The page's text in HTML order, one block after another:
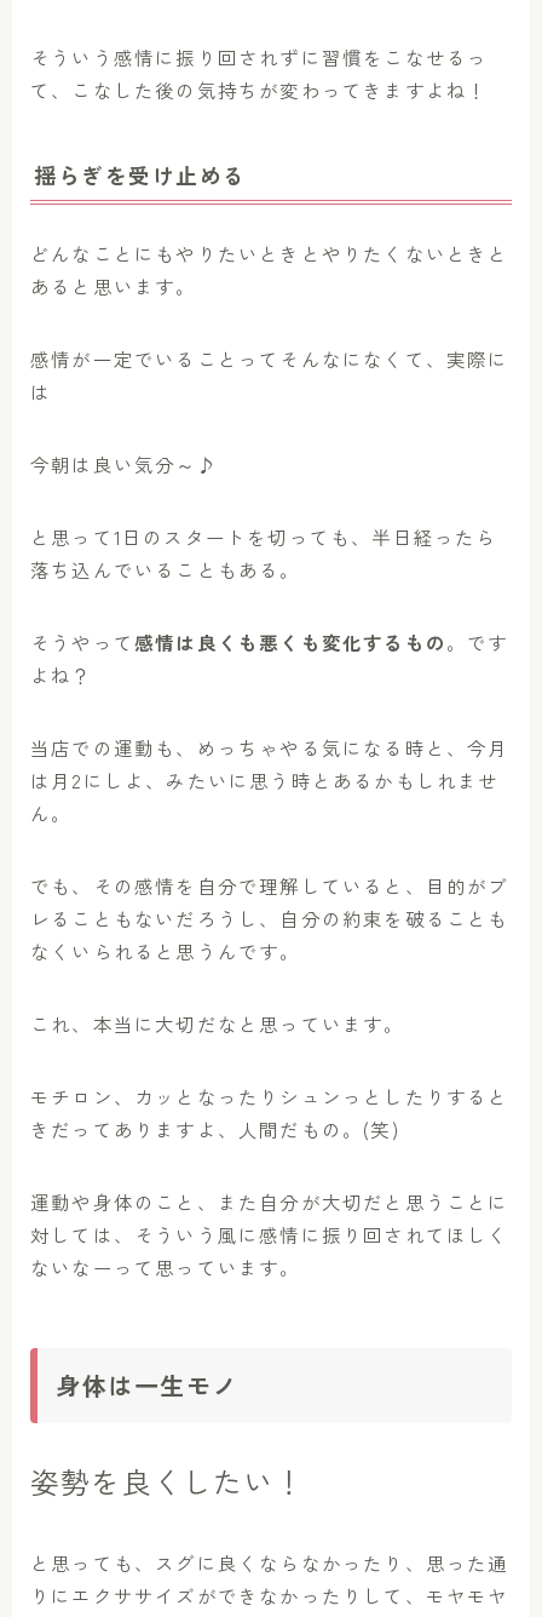
そういう感情に振り回されずに習慣をこなせるっ
て、こなした後の気持ちが変わってきますよね！
揺らぎを受け止める
どんなことにもやりたいときとやりたくないときと
あると思います。
感情が一定でいることってそんなになくて、実際に
は
今朝は良い気分～♪
と思って1日のスタートを切っても、半日経ったら
落ち込んでいることもある。
そうやって感情は良くも悪くも変化するもの。です
よね？
当店での運動も、めっちゃやる気になる時と、今月
は月2にしよ、みたいに思う時とあるかもしれませ
ん。
でも、その感情を自分で理解していると、目的がブ
レることもないだろうし、自分の約束を破ることも
なくいられると思うんです。
これ、本当に大切だなと思っています。
モチロン、カッとなったりシュンっとしたりすると
きだってありますよ、人間だもの。(笑)
運動や身体のこと、また自分が大切だと思うことに
対しては、そういう風に感情に振り回されてほしく
ないなーって思っています。
身体は一生モノ
姿勢を良くしたい！
と思っても、スグに良くならなかったり、思った通
りにエクササイズができなかったりして、モヤモヤ